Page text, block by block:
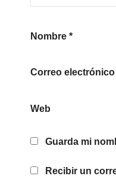
Nombre *
Correo electrónico
Web
Guarda mi
Recibir un